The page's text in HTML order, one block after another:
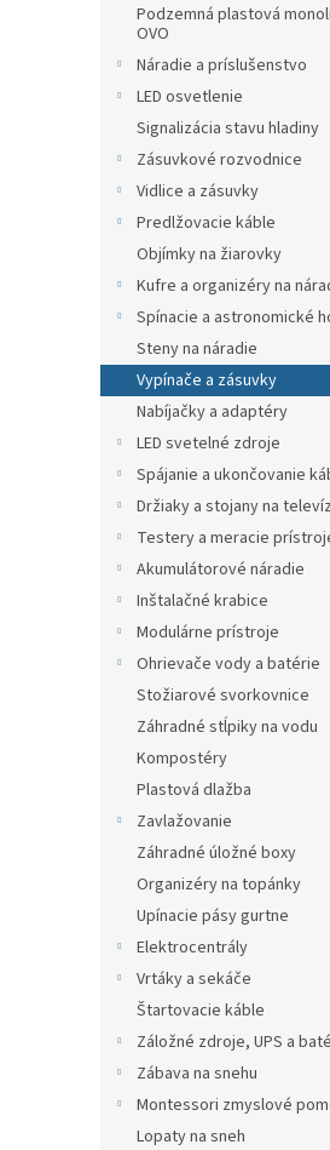
Podzemná plastová
OVO
Náradie a príslušenstvo
LED osvetlenie
Signalizácia stavu hladiny
Zásuvkové rozvodnice
Vidlice a zásuvky
Predlžovacie káble
Objímky na žiarovky
Kufre a organizéry na
Spínacie a astronomické
Steny na náradie
Vypínače a zásuvky
Nabíjačky a adaptéry
LED svetelné zdroje
Spájanie a ukončovanie
Držiaky a stojany na
Testery a meracie
Akumulátorové náradie
Inštalačné krabice
Modulárne prístroje
Ohrievače vody a batérie
Stožiarové svorkovnice
Záhradné stĺpiky na vodu
Kompostéry
Plastová dlažba
Zavlažovanie
Záhradné úložné boxy
Organizéry na topánky
Upínacie pásy gurtne
Elektrocentrály
Vrtáky a sekáče
Štartovacie káble
Záložné zdroje, UPS a
Zábava na snehu
Montessori zmyslové
Lopaty na sneh